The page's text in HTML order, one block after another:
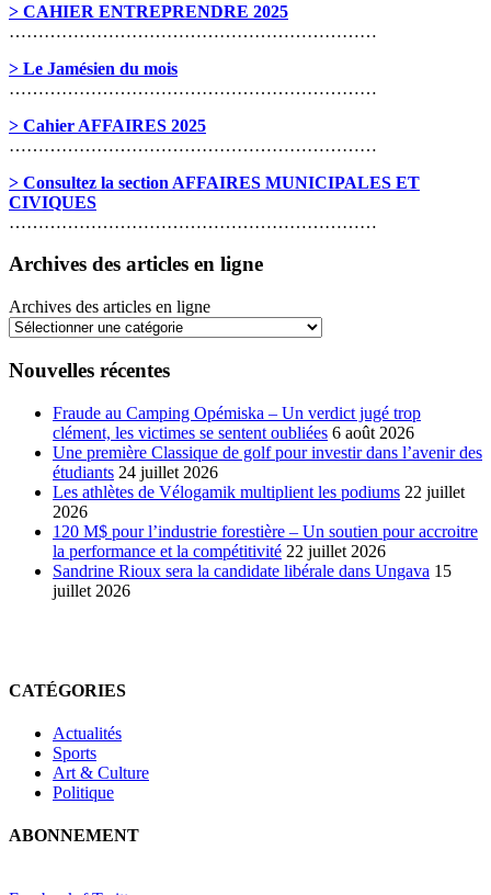
> CAHIER ENTREPRENDRE 2025
………………………………………………………
> Le Jamésien du mois
………………………………………………………
> Cahier AFFAIRES 2025
………………………………………………………
> Consultez la section AFFAIRES MUNICIPALES ET
CIVIQUES
………………………………………………………
Archives des articles en ligne
Archives des articles en ligne
Nouvelles récentes
Fraude au Camping Opémiska – Un verdict jugé trop
clément, les victimes se sentent oubliées 6 août 2026
Une première Classique de golf pour investir dans l’avenir des
étudiants 24 juillet 2026
Les athlètes de Vélogamik multiplient les podiums 22 juillet
2026
120 M$ pour l’industrie forestière – Un soutien pour accroitre
la performance et la compétitivité 22 juillet 2026
Sandrine Rioux sera la candidate libérale dans Ungava 15
juillet 2026
CATÉGORIES
Actualités
Sports
Art & Culture
Politique
ABONNEMENT